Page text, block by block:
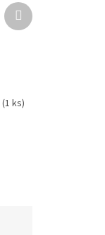
(1 ks)
Další
produkt